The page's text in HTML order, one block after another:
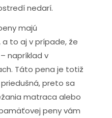
nedarí.
majú
a to aj v prípade, že
napríklad v
Táto pena je totiž
preto sa
matraca alebo
peny vám